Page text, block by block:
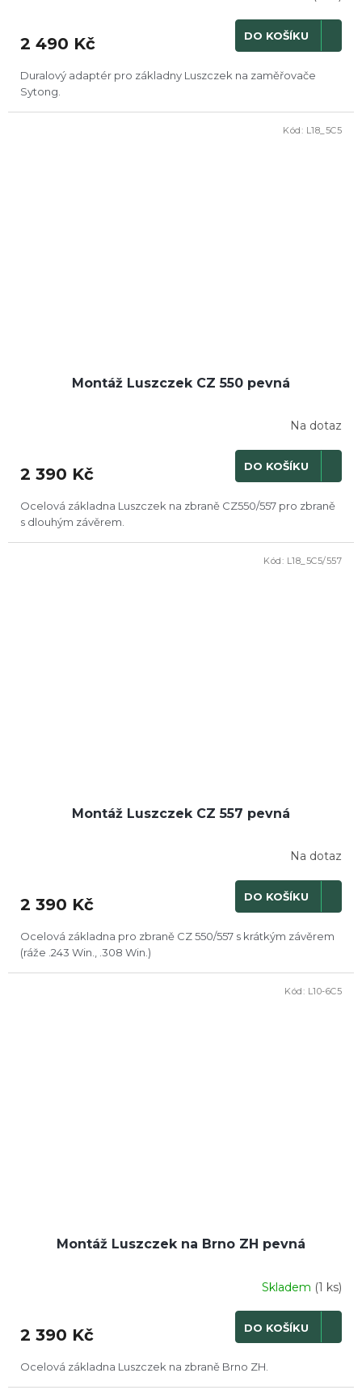
2 490 Kč DO KOŠÍKU
Duralový adaptér pro základny Luszczek na zaměřovače
Sytong.
Montáž Luszczek CZ 550 pevná
je
z
5
Na dotaz
2 390 Kč DO KOŠÍKU
Ocelová základna Luszczek na zbraně CZ550/557 pro zbraně
s dlouhým závěrem.
Kód: L18_5C5
Montáž Luszczek CZ 557 pevná
Na dotaz
2 390 Kč DO KOŠÍKU
Ocelová základna pro zbraně CZ 550/557 s krátkým závěrem
(ráže .243 Win., .308 Win.)
Kód: L18_5C5/557
Montáž Luszczek na Brno ZH pevná
Skladem (1 ks)
2 390 Kč DO KOŠÍKU
Ocelová základna Luszczek na zbraně Brno ZH.
Kód: L10-6C5